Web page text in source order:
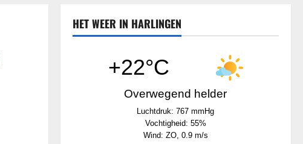
HET WEER IN HARLINGEN
+22°C
Overwegend helder
Luchtdruk: 767 mmHg
Vochtigheid: 55%
Wind: ZO, 0.9 m/s